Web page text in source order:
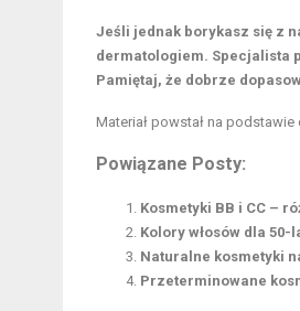
Jeśli jednak borykasz się z
dermatologiem. Specjalista
Pamiętaj, że dobrze
Materiał powstał na podstawie
Powiązane Posty:
Kosmetyki BB i CC –
Kolory włosów dla 50-
Naturalne kosmetyki
Przeterminowane